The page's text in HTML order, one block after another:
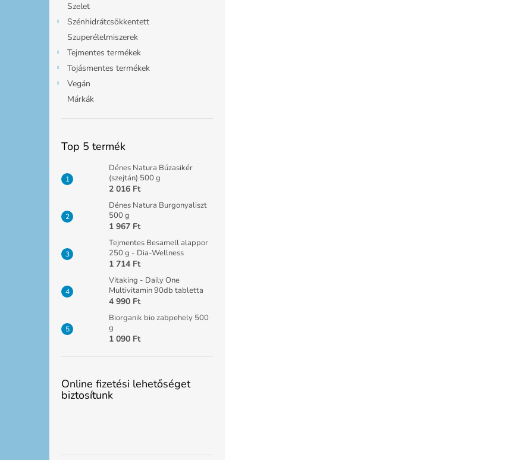
Szelet
Szénhidrátcsökkentett
Szuperélelmiszerek
Tejmentes termékek
Tojásmentes termékek
Vegán
Márkák
Top 5 termék
Dénes Natura Búzasikér
(szejtán) 500 g
2 016 Ft
Dénes Natura Burgonyaliszt
500 g
1 967 Ft
Tejmentes Besamell alappor
250 g - Dia-Wellness
1 714 Ft
Vitaking - Daily One
Multivitamin 90db tabletta
4 990 Ft
Biorganik bio zabpehely 500
g
1 090 Ft
Online fizetési lehetőséget
biztosítunk